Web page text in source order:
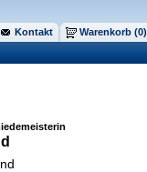
Kontakt
Warenkorb (0)